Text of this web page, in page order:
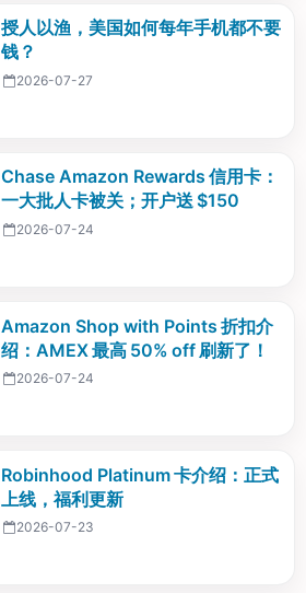
授人以渔，美国如何每年手机都不要
钱？
2026-07-27
Chase Amazon Rewards 信用卡：
一大批人卡被关；开户送 $150
2026-07-24
Amazon Shop with Points 折扣介
绍：AMEX 最高 50% off 刷新了！
2026-07-24
Robinhood Platinum 卡介绍：正式
上线，福利更新
2026-07-23